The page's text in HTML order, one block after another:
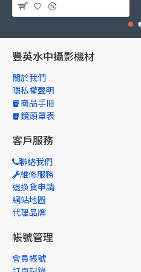
豐英水中攝影機材
關於我們
隱私權聲明
商品手冊
鏡頭罩表
客戶服務
聯絡我們
維修服務
退換貨申請
網站地圖
代理品牌
帳號管理
會員帳號